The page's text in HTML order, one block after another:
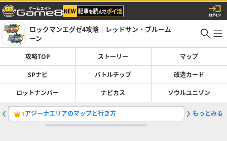
ロックマンエグゼ4攻略｜レッドサン・ブルーム
ーン
攻略TOP ストーリー マップ
SPナビ バトルチップ 改造カード
ロットナンバー ナビカス ソウルユニゾン
1アジーナエリアのマップと行き方 2タウン
もっとみる